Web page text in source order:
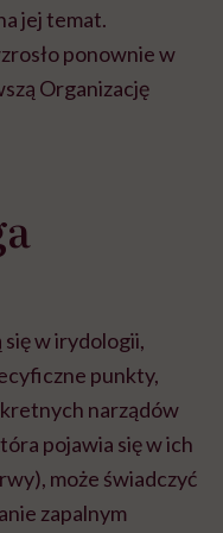
jej temat.
ponownie w
Organizację
w irydologii,
punkty,
narządów
pojawia się w ich
może świadczyć
zapalnym